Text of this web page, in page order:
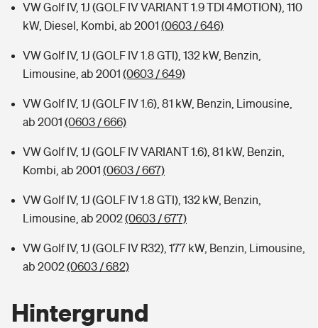
VW Golf IV, 1J (GOLF IV VARIANT 1.9 TDI 4MOTION), 110
kW, Diesel, Kombi, ab 2001 (0603 / 646)
VW Golf IV, 1J (GOLF IV 1.8 GTI), 132 kW, Benzin,
Limousine, ab 2001 (0603 / 649)
VW Golf IV, 1J (GOLF IV 1.6), 81 kW, Benzin, Limousine,
ab 2001 (0603 / 666)
VW Golf IV, 1J (GOLF IV VARIANT 1.6), 81 kW, Benzin,
Kombi, ab 2001 (0603 / 667)
VW Golf IV, 1J (GOLF IV 1.8 GTI), 132 kW, Benzin,
Limousine, ab 2002(0603 / 677)
VW Golf IV, 1J (GOLF IV R32), 177 kW, Benzin, Limousine,
ab 2002(0603 / 682)
Hintergrund